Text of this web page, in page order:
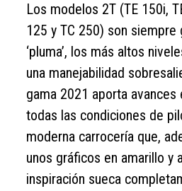
Los modelos 2T (TE 150i,
125 y TC 250) son siempre
‘pluma’, los más altos
una manejabilidad
gama 2021 aporta avances
todas las condiciones de
moderna carrocería que,
unos gráficos en amarillo y
inspiración sueca